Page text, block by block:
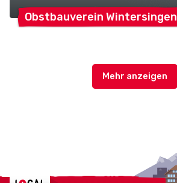
Obstbauverein Wintersingen
Localcities